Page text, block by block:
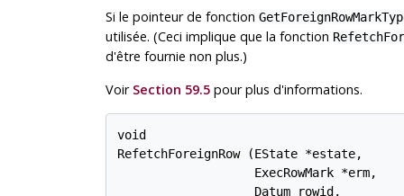
Si le pointeur de fonction
utilisée. (Ceci implique que la fonction
d'être fournie non plus.)
Voir Section 59.5pour plus d'informations.
void
RefetchForeignRow (EState *estate,
                   ExecRowMark *erm,
                   Datum rowid,